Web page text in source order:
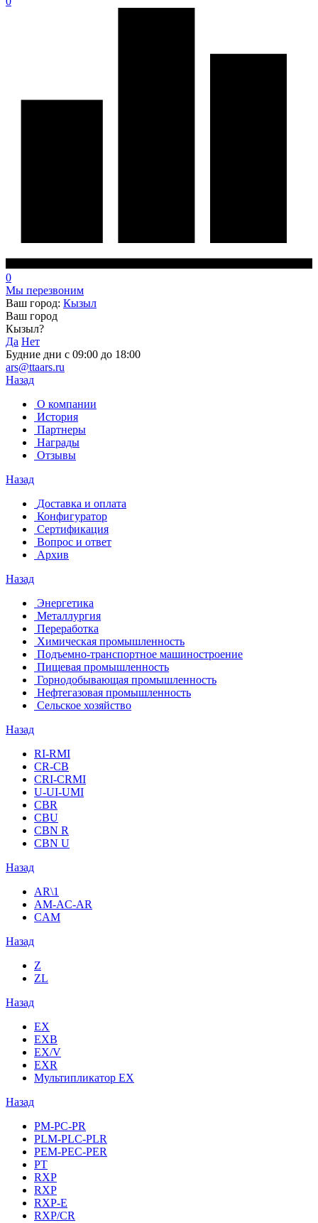
0
Мы перезвоним
Ваш город: Кызыл
Ваш город
Кызыл?
Да Нет
Будние дни с 09:00 до 18:00
ars@ttaars.ru
Назад
О компании
История
Партнеры
Награды
Отзывы
Назад
Доставка и оплата
Конфигуратор
Сертификация
Вопрос и ответ
Архив
Назад
Энергетика
Металлургия
Переработка
Химическая промышленность
Подъемно-транспортное машиностроение
Пищевая промышленность
Горнодобывающая промышленность
Нефтегазовая промышленность
Сельское хозяйство
Назад
RI-RMI
CR-CB
СRI-СRMI
U-UI-UMI
CBR
CBU
CBN R
CBN U
Назад
AR\1
AM-AC-AR
CAM
Назад
Z
ZL
Назад
EX
EXB
EX/V
EXR
Мультипликатор EX
Назад
PM-PC-PR
PLM-PLC-PLR
PEM-PEC-PER
PT
RXP
RXP
RXP-E
RXP/CR